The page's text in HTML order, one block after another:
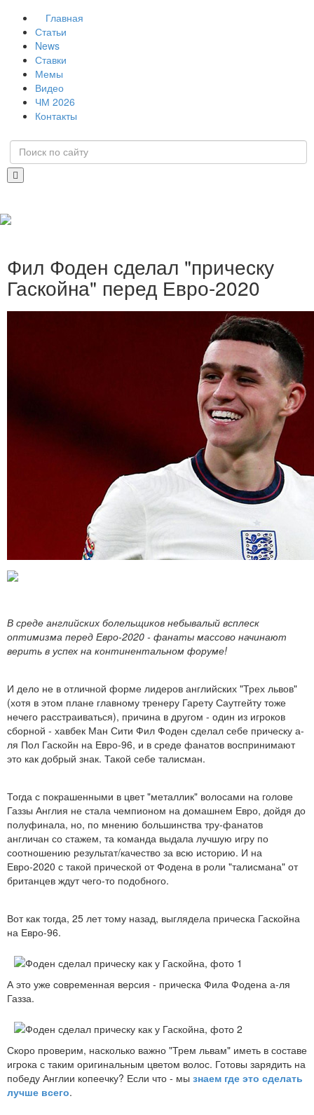
Главная
Статьи
News
Ставки
Мемы
Видео
ЧМ 2026
Контакты
Фил Фоден сделал "прическу
Гаскойна" перед Евро-2020
В среде английских болельщиков небывалый всплеск
оптимизма перед Евро-2020 - фанаты массово начинают
верить в успех на континентальном форуме!
И дело не в отличной форме лидеров английских "Трех львов"
(хотя в этом плане главному тренеру Гарету Саутгейту тоже
нечего расстраиваться), причина в другом - один из игроков
сборной - хавбек Ман Сити Фил Фоден сделал себе прическу а-
ля Пол Гаскойн на Евро-96, и в среде фанатов воспринимают
это как добрый знак. Такой себе талисман.
Тогда с покрашенными в цвет "металлик" волосами на голове
Газзы Англия не стала чемпионом на домашнем Евро, дойдя до
полуфинала, но, по мнению большинства тру-фанатов
англичан со стажем, та команда выдала лучшую игру по
соотношению результат/качество за всю историю. И на
Евро-2020 с такой прической от Фодена в роли "талисмана" от
британцев ждут чего-то подобного.
Вот как тогда, 25 лет тому назад, выглядела прическа Гаскойна
на Евро-96.
А это уже современная версия - прическа Фила Фодена а-ля
Газза.
Скоро проверим, насколько важно "Трем львам" иметь в составе
игрока с таким оригинальным цветом волос. Готовы зарядить на
победу Англии копеечку? Если что - мы знаем где это сделать
лучше всего.